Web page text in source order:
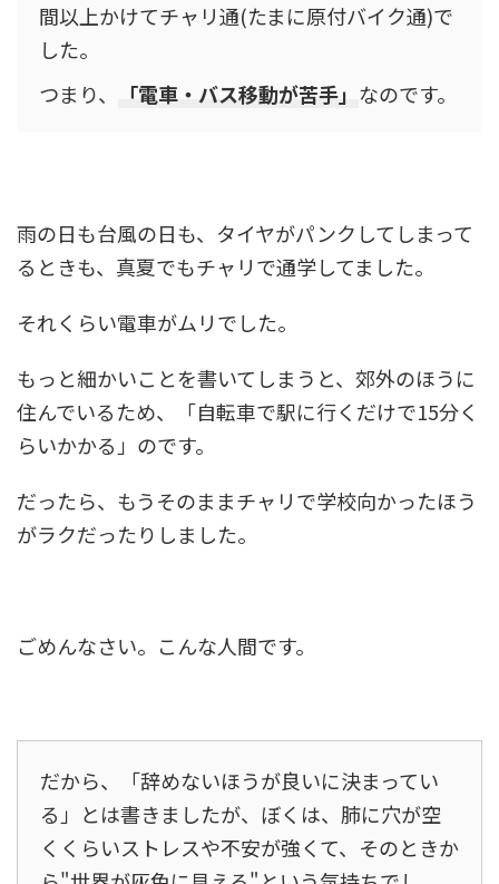
間以上かけてチャリ通(たまに原付バイク通)で
した。
つまり、
「電車・バス移動が苦手」 なのです。
雨の日も台風の日も、タイヤがパンクしてしまって
るときも、真夏でもチャリで通学してました。
それくらい電車がムリでした。
もっと細かいことを書いてしまうと、郊外のほうに
住んでいるため、「自転車で駅に行くだけで15分く
らいかかる」のです。
だったら、もうそのままチャリで学校向かったほう
がラクだったりしました。
ごめんなさい。こんな人間です。
だから、「辞めないほうが良いに決まってい
る」とは書きましたが、ぼくは、肺に穴が空
くくらいストレスや不安が強くて、そのときか